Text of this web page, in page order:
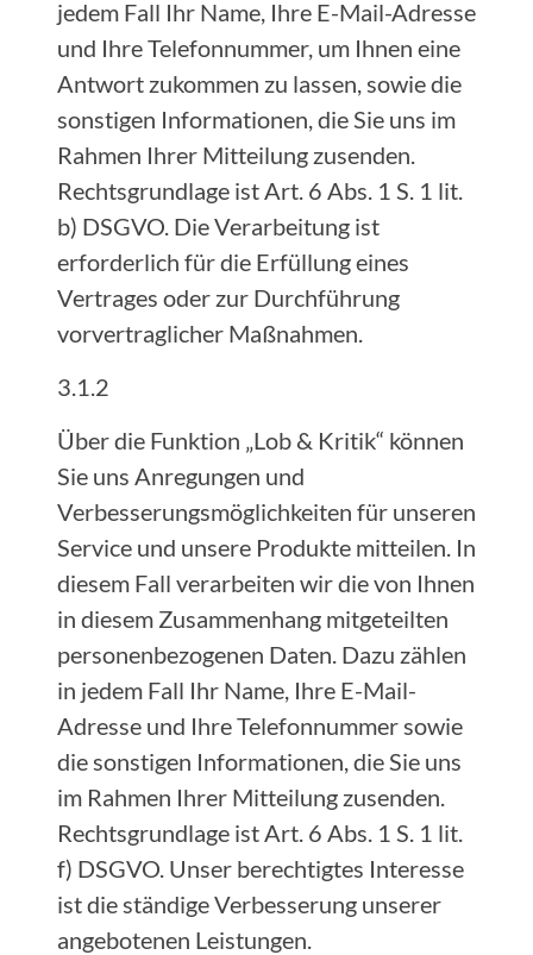
jedem Fall Ihr Name, Ihre E-Mail-Adresse
und Ihre Telefonnummer, um Ihnen eine
Antwort zukommen zu lassen, sowie die
sonstigen Informationen, die Sie uns im
Rahmen Ihrer Mitteilung zusenden.
Rechtsgrundlage ist Art. 6 Abs. 1 S. 1 lit.
b) DSGVO. Die Verarbeitung ist
erforderlich für die Erfüllung eines
Vertrages oder zur Durchführung
vorvertraglicher Maßnahmen.
3.1.2
Über die Funktion „Lob & Kritik“ können
Sie uns Anregungen und
Verbesserungsmöglichkeiten für unseren
Service und unsere Produkte mitteilen. In
diesem Fall verarbeiten wir die von Ihnen
in diesem Zusammenhang mitgeteilten
personenbezogenen Daten. Dazu zählen
in jedem Fall Ihr Name, Ihre E-Mail-
Adresse und Ihre Telefonnummer sowie
die sonstigen Informationen, die Sie uns
im Rahmen Ihrer Mitteilung zusenden.
Rechtsgrundlage ist Art. 6 Abs. 1 S. 1 lit.
f) DSGVO. Unser berechtigtes Interesse
ist die ständige Verbesserung unserer
angebotenen Leistungen.